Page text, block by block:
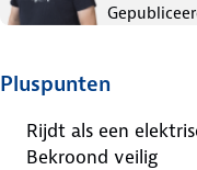
Pluspunten
Rijdt als een
Bekroond veilig